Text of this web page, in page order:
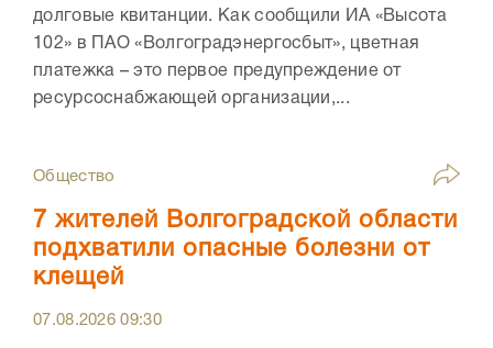
долговые квитанции. Как сообщили ИА «Высота
102» в ПАО «Волгоградэнергосбыт», цветная
платежка – это первое предупреждение от
ресурсоснабжающей организации,...
Общество
7 жителей Волгоградской области
подхватили опасные болезни от
клещей
07.08.202609:30